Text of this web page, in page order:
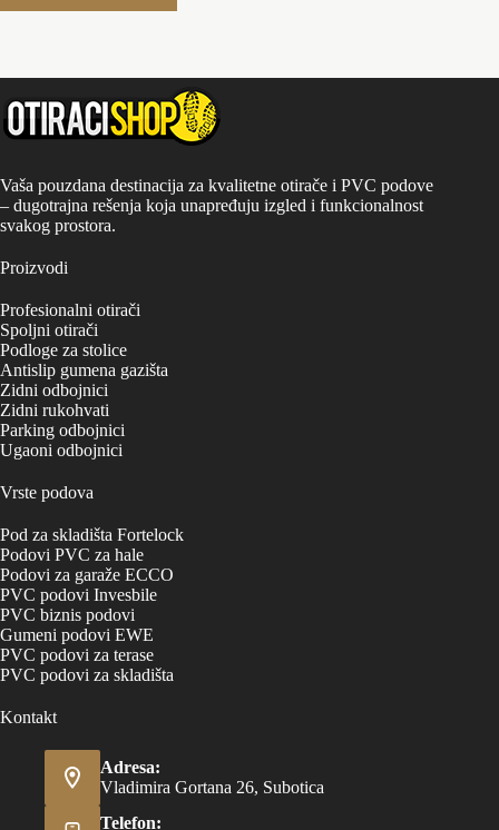
Vaša pouzdana destinacija za kvalitetne otirače i PVC podove
– dugotrajna rešenja koja unapređuju izgled i funkcionalnost
svakog prostora.
Proizvodi
Profesionalni otirači
Spoljni otirači
Podloge za stolice
Antislip gumena gazišta
Zidni odbojnici
Zidni rukohvati
Parking odbojnici
Ugaoni odbojnici
Vrste podova
Pod za skladišta Fortelock
Podovi PVC za hale
Podovi za garaže ECCO
PVC podovi Invesbile
PVC biznis podovi
Gumeni podovi EWE
PVC podovi za terase
PVC podovi za skladišta
Kontakt
Adresa:
Vladimira Gortana 26, Subotica
Telefon: